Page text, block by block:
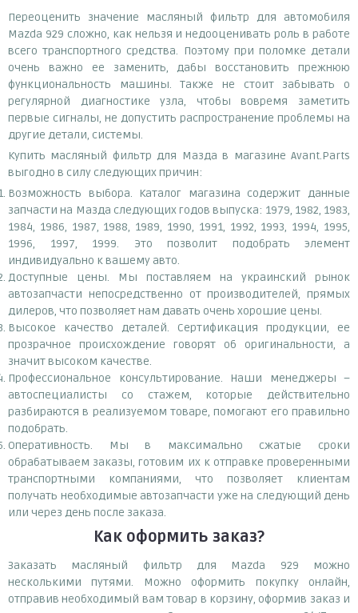
Переоценить значение масляный фильтр для автомобиля
Mazda 929 сложно, как нельзя и недооценивать роль в работе
всего транспортного средства. Поэтому при поломке детали
очень важно ее заменить, дабы восстановить прежнюю
функциональность машины. Также не стоит забывать о
регулярной диагностике узла, чтобы вовремя заметить
первые сигналы, не допустить распространение проблемы на
другие детали, системы.
Купить масляный фильтр для Мазда в магазине Avant.Parts
выгодно в силу следующих причин:
Возможность выбора. Каталог магазина содержит данные
запчасти на Мазда следующих годов выпуска: 1979, 1982, 1983,
1984, 1986, 1987, 1988, 1989, 1990, 1991, 1992, 1993, 1994, 1995,
1996, 1997, 1999. Это позволит подобрать элемент
индивидуально к вашему авто.
Доступные цены. Мы поставляем на украинский рынок
автозапчасти непосредственно от производителей, прямых
дилеров, что позволяет нам давать очень хорошие цены.
Высокое качество деталей. Сертификация продукции, ее
прозрачное происхождение говорят об оригинальности, а
значит высоком качестве.
Профессиональное консультирование. Наши менеджеры –
автоспециалисты со стажем, которые действительно
разбираются в реализуемом товаре, помогают его правильно
подобрать.
Оперативность. Мы в максимально сжатые сроки
обрабатываем заказы, готовим их к отправке проверенными
транспортными компаниями, что позволяет клиентам
получать необходимые автозапчасти уже на следующий день
или через день после заказа.
Как оформить заказ?
Заказать масляный фильтр для Mazda 929 можно
несколькими путями. Можно оформить покупку онлайн,
отправив необходимый вам товар в корзину, оформив заказ и